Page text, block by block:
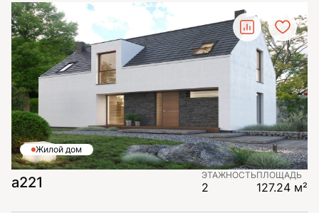
Жилой дом
a221 ЭТАЖНОСТЬ
2
ПЛОЩАДЬ
127.24 м²